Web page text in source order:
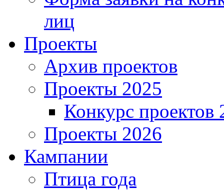
лиц
Проекты
Архив проектов
Проекты 2025
Конкурс проектов
Проекты 2026
Кампании
Птица года